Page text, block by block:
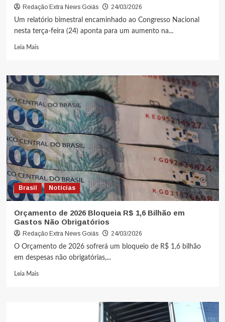
Redação Extra News Goiás
24/03/2026
Um relatório bimestral encaminhado ao Congresso Nacional
nesta terça-feira (24) aponta para um aumento na...
Leia Mais
Brasil Notícias
Orçamento de 2026 Bloqueia R$ 1,6 Bilhão em
Gastos Não Obrigatórios
Redação Extra News Goiás
24/03/2026
O Orçamento de 2026 sofrerá um bloqueio de R$ 1,6 bilhão
em despesas não obrigatórias,...
Leia Mais